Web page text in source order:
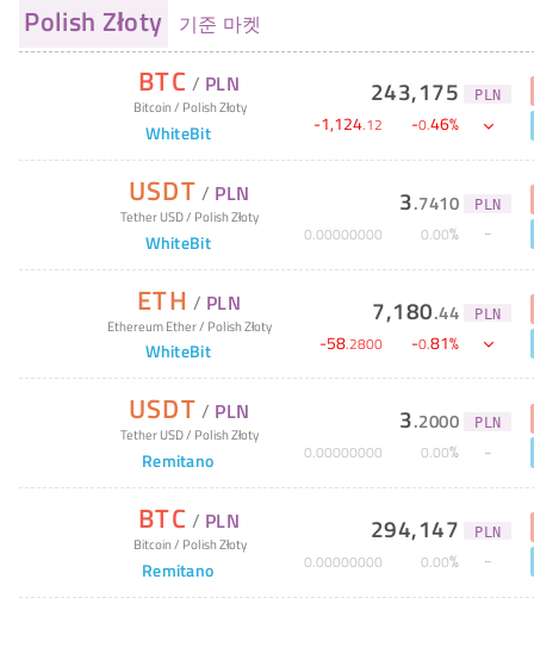
Polish Złoty 기준 마켓
BTC / PLN
Bitcoin/ Polish Złoty
WhiteBit
243,175 PLN
-1,124.12 -0.46%
USDT / PLN
Tether USD/ Polish Złoty
WhiteBit
3.7410 PLN
0.00000000 0.00%
ETH / PLN
Ethereum Ether/ Polish Złoty
WhiteBit
7,180.44 PLN
-58.2800 -0.81%
USDT / PLN
Tether USD/ Polish Złoty
Remitano
3.2000 PLN
0.00000000 0.00%
BTC / PLN
Bitcoin/ Polish Złoty
Remitano
294,147 PLN
0.00000000 0.00%